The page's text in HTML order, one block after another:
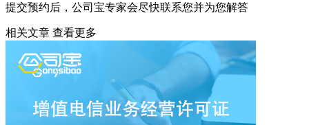
提交预约后，公司宝专家会尽快联系您并为您解答
相关文章 查看更多